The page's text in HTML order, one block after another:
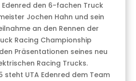
den 6-fachen Truck
Jochen Hahn und sein
an den Rennen der
Racing Championship
Präsentationen seines neu
Racing Trucks.
steht UTA Edenred dem Team